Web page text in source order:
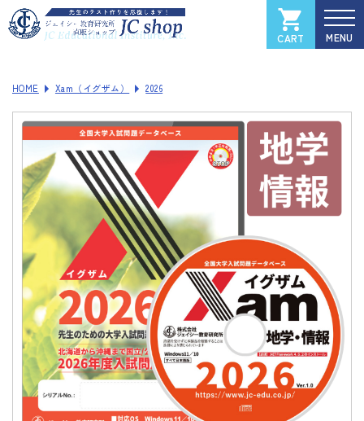
CART
全国大学入試過去問データベース
Xam（イグザム）
Xam 2025
Xam 2024
Xam 2023
Xam 2022
Xam 2021
ソフトウェアご登録フォーム
製品サポートページ
よくあるご質問（FAQ）
HOME Xam（イグザム） 2026